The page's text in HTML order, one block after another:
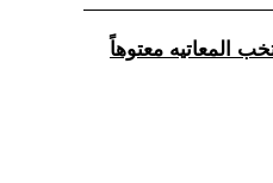
المعاتيه معتوهاً